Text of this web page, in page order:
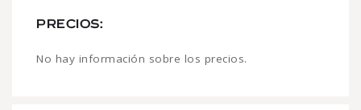
PRECIOS:
No hay información sobre los precios.